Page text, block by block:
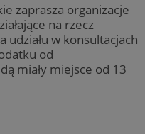
zaprasza organizacje
na rzecz
udziału w konsultacjach
od
miały miejsce od 13